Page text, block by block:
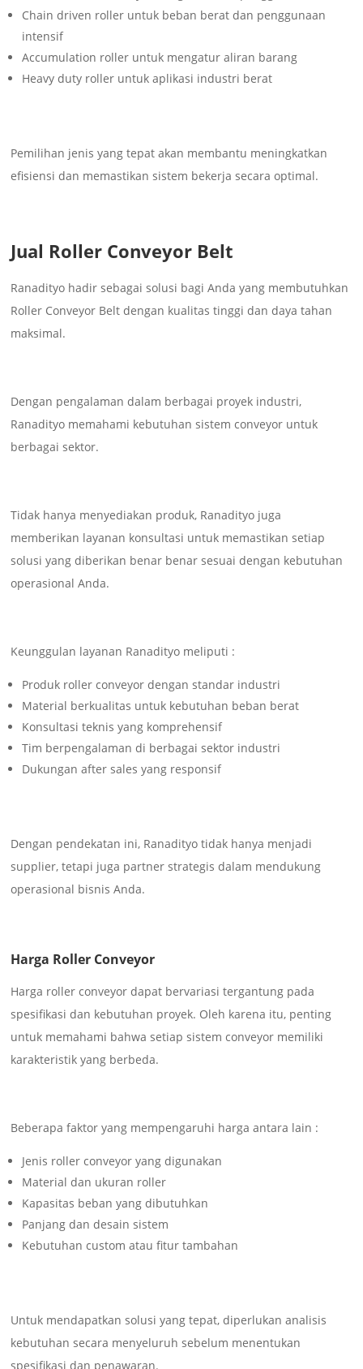
Chain driven roller untuk beban berat dan penggunaan
intensif
Accumulation roller untuk mengatur aliran barang
Heavy duty roller untuk aplikasi industri berat
Pemilihan jenis yang tepat akan membantu meningkatkan
efisiensi dan memastikan sistem bekerja secara optimal.
Jual Roller Conveyor Belt
Ranadityo hadir sebagai solusi bagi Anda yang membutuhkan
Roller Conveyor Belt dengan kualitas tinggi dan daya tahan
maksimal.
Dengan pengalaman dalam berbagai proyek industri,
Ranadityo memahami kebutuhan sistem conveyor untuk
berbagai sektor.
Tidak hanya menyediakan produk, Ranadityo juga
memberikan layanan konsultasi untuk memastikan setiap
solusi yang diberikan benar benar sesuai dengan kebutuhan
operasional Anda.
Keunggulan layanan Ranadityo meliputi :
Produk roller conveyor dengan standar industri
Material berkualitas untuk kebutuhan beban berat
Konsultasi teknis yang komprehensif
Tim berpengalaman di berbagai sektor industri
Dukungan after sales yang responsif
Dengan pendekatan ini, Ranadityo tidak hanya menjadi
supplier, tetapi juga partner strategis dalam mendukung
operasional bisnis Anda.
Harga Roller Conveyor
Harga roller conveyor dapat bervariasi tergantung pada
spesifikasi dan kebutuhan proyek. Oleh karena itu, penting
untuk memahami bahwa setiap sistem conveyor memiliki
karakteristik yang berbeda.
Beberapa faktor yang mempengaruhi harga antara lain :
Jenis roller conveyor yang digunakan
Material dan ukuran roller
Kapasitas beban yang dibutuhkan
Panjang dan desain sistem
Kebutuhan custom atau fitur tambahan
Untuk mendapatkan solusi yang tepat, diperlukan analisis
kebutuhan secara menyeluruh sebelum menentukan
spesifikasi dan penawaran.